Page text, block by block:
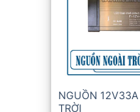
+
NGUỒN
TRỜI